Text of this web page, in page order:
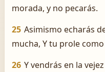
morada, y no pecarás.
25 Asimismo echarás
mucha, Y tu prole
26 Y vendrás en la